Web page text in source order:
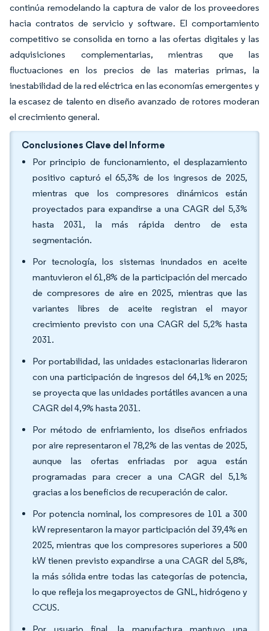
continúa remodelando la captura de valor de los proveedores
hacia contratos de servicio y software. El comportamiento
competitivo se consolida en torno a las ofertas digitales y las
adquisiciones complementarias, mientras que las
fluctuaciones en los precios de las materias primas, la
inestabilidad de la red eléctrica en las economías emergentes y
la escasez de talento en diseño avanzado de rotores moderan
el crecimiento general.
Conclusiones Clave del Informe
Por principio de funcionamiento, el desplazamiento
positivo capturó el 65,3% de los ingresos de 2025,
mientras que los compresores dinámicos están
proyectados para expandirse a una CAGR del 5,3%
hasta 2031, la más rápida dentro de esta
segmentación.
Por tecnología, los sistemas inundados en aceite
mantuvieron el 61,8% de la participación del mercado
de compresores de aire en 2025, mientras que las
variantes libres de aceite registran el mayor
crecimiento previsto con una CAGR del 5,2% hasta
2031.
Por portabilidad, las unidades estacionarias lideraron
con una participación de ingresos del 64,1% en 2025;
se proyecta que las unidades portátiles avancen a una
CAGR del 4,9% hasta 2031.
Por método de enfriamiento, los diseños enfriados
por aire representaron el 78,2% de las ventas de 2025,
aunque las ofertas enfriadas por agua están
programadas para crecer a una CAGR del 5,1%
gracias a los beneficios de recuperación de calor.
Por potencia nominal, los compresores de 101 a 300
kW representaron la mayor participación del 39,4% en
2025, mientras que los compresores superiores a 500
kW tienen previsto expandirse a una CAGR del 5,8%,
la más sólida entre todas las categorías de potencia,
lo que refleja los megaproyectos de GNL, hidrógeno y
CCUS.